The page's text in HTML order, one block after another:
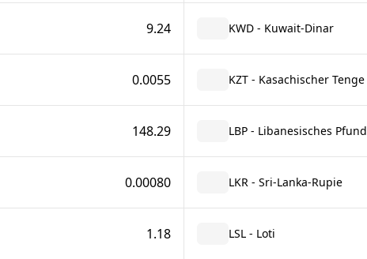
9.24 KWD - Kuwait-Dinar
0.0055 KZT - Kasachischer Tenge
148.29 LBP - Libanesisches Pfund
0.00080 LKR - Sri-Lanka-Rupie
1.18 LSL - Loti